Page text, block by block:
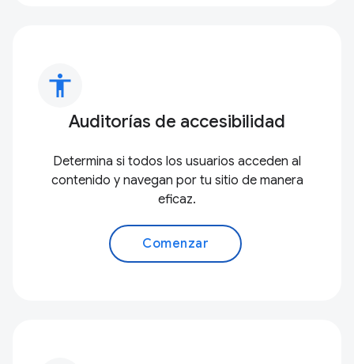
accessibility
Auditorías de accesibilidad
Determina si todos los usuarios acceden al
contenido y navegan por tu sitio de manera
eficaz.
Comenzar